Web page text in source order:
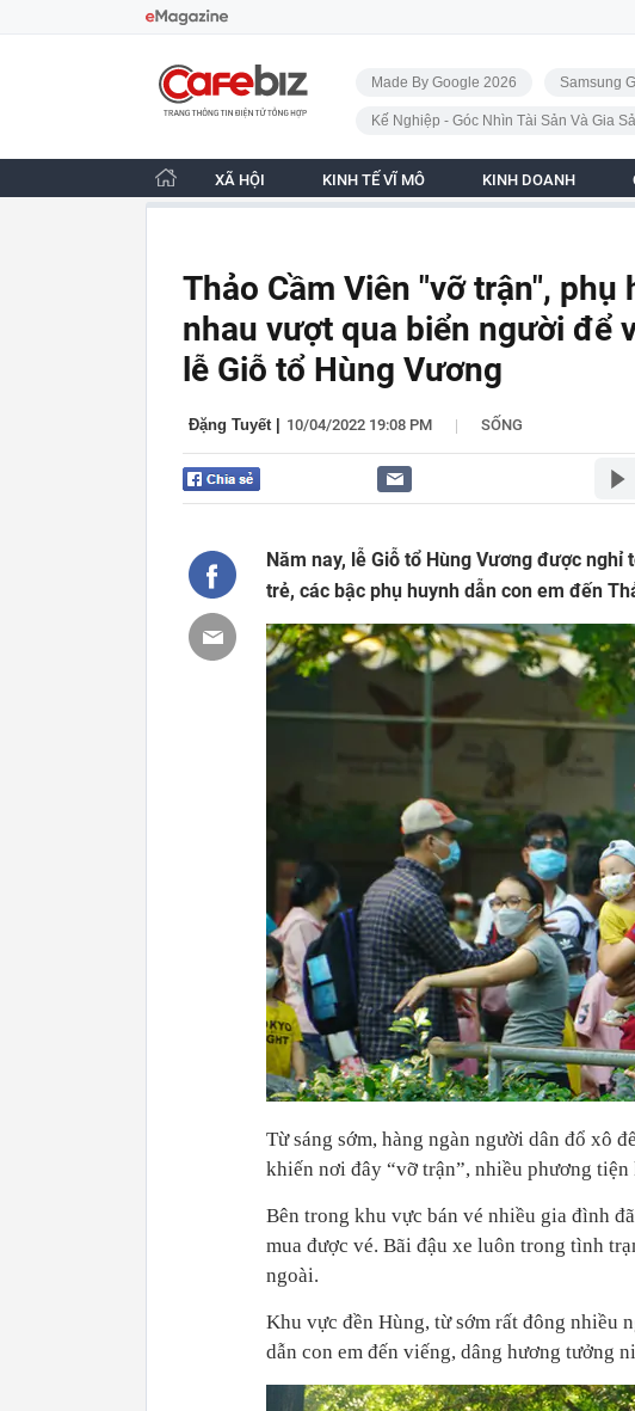
CafeBiz - Trang chủ
Made By Google 2026 Samsung
Kế Nghiệp - Góc Nhìn Tài Sản Và Gia
XÃ HỘI KINH TẾ VĨ MÔ KINH DOANH
Thảo Cầm Viên "vỡ trận",
nhau vượt qua biển người để
lễ Giỗ tổ Hùng Vương
Đặng Tuyết| 10/04/2022 19:08 PM | SỐNG
Năm nay, lễ Giỗ tổ Hùng Vương được
trẻ, các bậc phụ huynh dẫn con em đến
Từ sáng sớm, hàng ngàn người dân đổ xô
khiến nơi đây “vỡ trận”, nhiều phương
Bên trong khu vực bán vé nhiều gia đình
mua được vé. Bãi đậu xe luôn trong tình
ngoài.
Khu vực đền Hùng, từ sớm rất đông nhiều
dẫn con em đến viếng, dâng hương tưởng